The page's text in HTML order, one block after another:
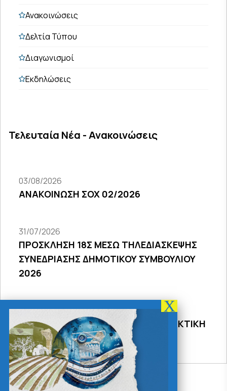
Ανακοινώσεις
Δελτία Τύπου
Διαγωνισμοί
Εκδηλώσεις
Τελευταία Νέα - Ανακοινώσεις
03/08/2026
ΑΝΑΚΟΙΝΩΣΗ ΣΟΧ 02/2026
31/07/2026
ΠΡΟΣΚΛΗΣΗ 18Σ ΜΕΣΩ ΤΗΛΕΔΙΑΣΚΕΨΗΣ
ΣΥΝΕΔΡΙΑΣΗΣ ΔΗΜΟΤΙΚΟΥ ΣΥΜΒΟΥΛΙΟΥ
2026
31/07/2026
ΠΡΟΣΚΛΗΣΗ 27ης ΣΥΝΕΔΡΙΑΣΗΣ ΤΑΚΤΙΚΗ
ΔΙΑ ΖΩΣΗΣ